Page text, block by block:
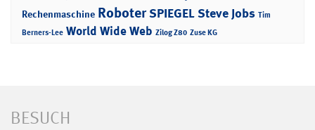
Rechenmaschine RoboterSPIEGELSteve Jobs Tim
Berners-Lee World Wide Web Zilog Z80 Zuse KG
BESUCH